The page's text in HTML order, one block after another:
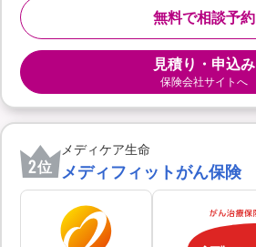
無料で相談予約
見積り・申込み
保険会社サイトへ
2位
メディケア生命
メディフィットがん保険